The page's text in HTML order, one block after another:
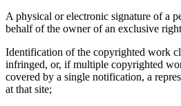
A physical or electronic signature of a
behalf of the owner of an exclusive
Identification of the copyrighted work
infringed, or, if multiple copyrighted
covered by a single notification, a
at that site;